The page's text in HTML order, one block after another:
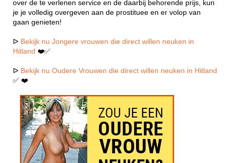
over de te verlenen service en de daarbij behorende prijs, kun
je je volledig overgeven aan de prostituee en er volop van
gaan genieten!
ᐅ Bekijk nu Jongere vrouwen die direct willen neuken in
Hitland ❤️✅
ᐅ Bekijk nu Oudere Vrouwen die direct willen neuken in Hitland
✅ ❤️